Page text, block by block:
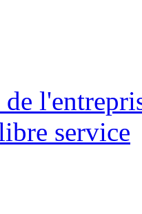
service